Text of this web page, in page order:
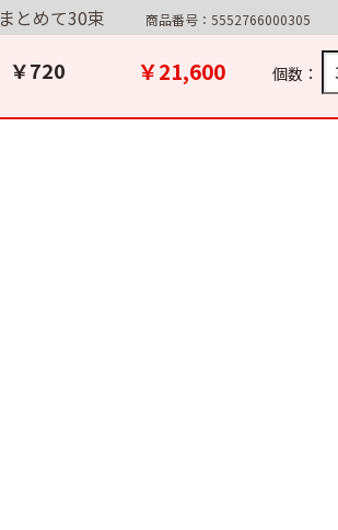
まとめて30束 商品番号：5552766000305
￥720 ￥21,600 個数：